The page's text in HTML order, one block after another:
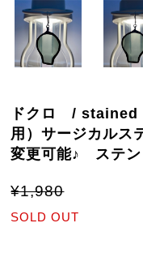
ドクロ / stained
用）サージカルス
変更可能♪ ステン
¥1,980
SOLD OUT